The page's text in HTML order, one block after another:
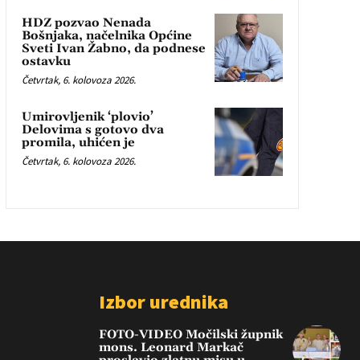
HDZ pozvao Nenada
Bošnjaka, načelnika Općine
Sveti Ivan Žabno, da podnese
ostavku
Četvrtak, 6. kolovoza 2026.
Umirovljenik ‘plovio’
Delovima s gotovo dva
promila, uhićen je
Četvrtak, 6. kolovoza 2026.
Izbor urednika
FOTO-VIDEO Močilski župnik
mons. Leonard Markač